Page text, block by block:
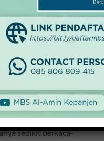
pintu rumah
Anggota
dari bibir
sedikit berkaca-